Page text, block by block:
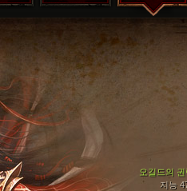
오길드의 권
지능